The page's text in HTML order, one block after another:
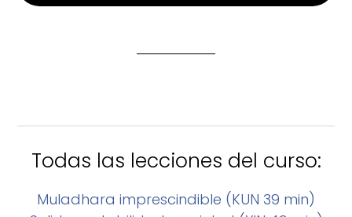
Todas las lecciones del curso:
Muladhara imprescindible (KUN 39 min)